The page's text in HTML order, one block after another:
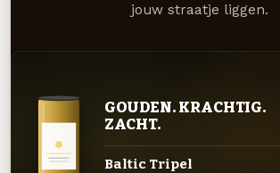
jouw straatje liggen.
GOUDEN. KRACHTIG.
ZACHT.
Baltic Tripel